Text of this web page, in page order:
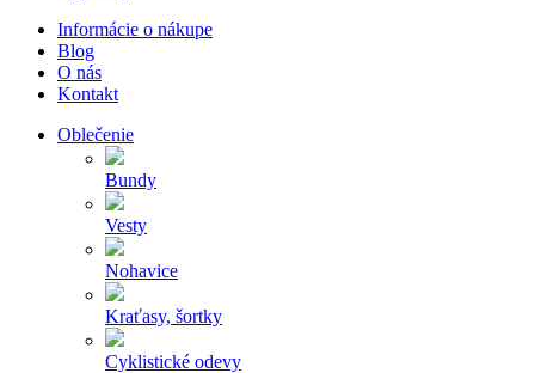
Informácie o nákupe
Blog
O nás
Kontakt
Oblečenie
Bundy
Vesty
Nohavice
Kraťasy, šortky
Cyklistické odevy